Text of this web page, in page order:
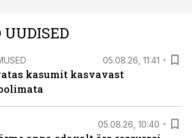
05.08.26, 11:41
kasumit kasvavast
05.08.26, 10:40